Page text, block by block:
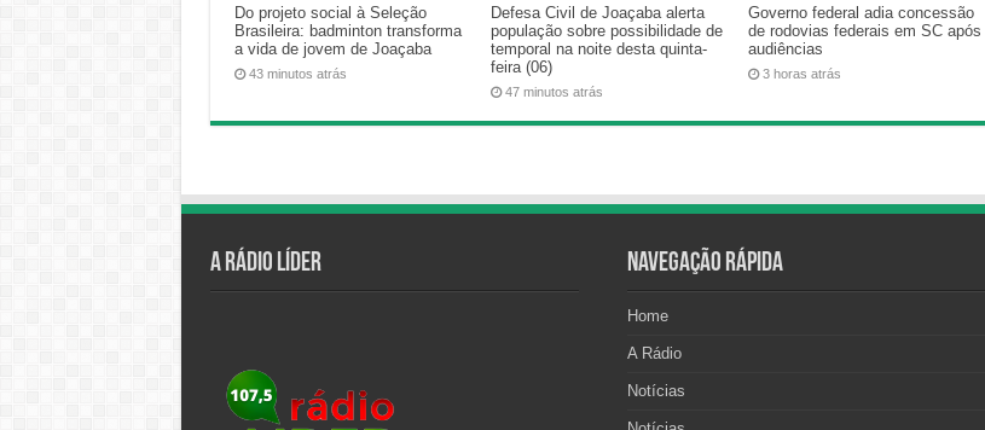
Do projeto social à Seleção
Brasileira: badminton transforma
a vida de jovem de Joaçaba
43 minutos atrás
Defesa Civil de Joaçaba alerta
população sobre possibilidade de
temporal na noite desta quinta-
feira (06)
47 minutos atrás
Governo federal adia concessão
de rodovias federais em SC após
audiências
3 horas atrás
A Rádio Líder Navegação Rápida
Home
A Rádio
Notícias